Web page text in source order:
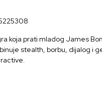
koja prati mladog James
stealth, borbu, dijalog i